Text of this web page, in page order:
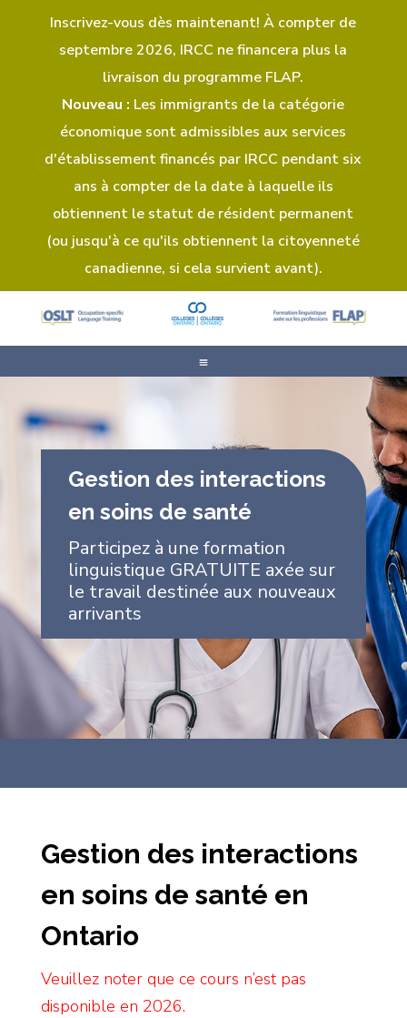
Inscrivez-vous dès maintenant! À compter de
septembre 2026, IRCC ne financera plus la
livraison du programme FLAP.
Nouveau : Les immigrants de la catégorie
économique sont admissibles aux services
d'établissement financés par IRCC pendant six
ans à compter de la date à laquelle ils
obtiennent le statut de résident permanent
(ou jusqu'à ce qu'ils obtiennent la citoyenneté
canadienne, si cela survient avant).
Gestion des interactions
en soins de santé
Participez à une formation
linguistique GRATUITE axée sur
le travail destinée aux nouveaux
arrivants
Gestion des interactions
en soins de santé en
Ontario
Veuillez noter que ce cours n’est pas
disponible en 2026.